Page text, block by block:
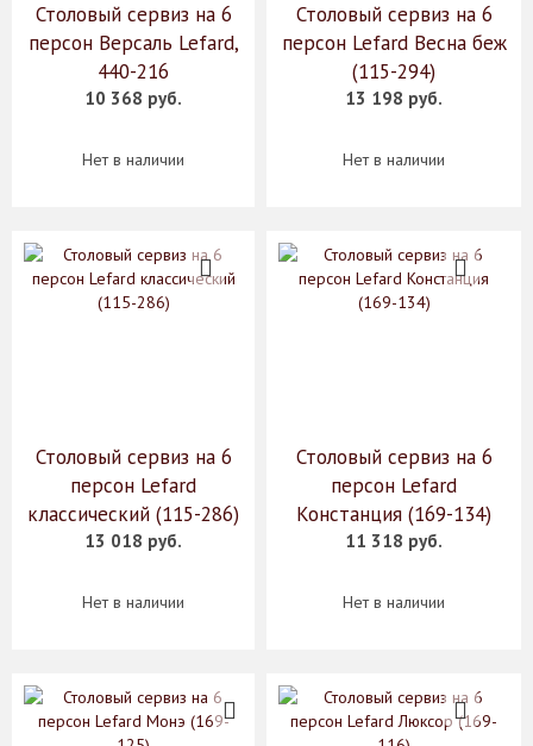
Столовый сервиз на 6
персон Версаль Lefard,
440-216
10 368 руб.
Нет в наличии
Столовый сервиз на 6
персон Lefard Весна беж
(115-294)
13 198 руб.
Нет в наличии
Столовый сервиз на 6
персон Lefard
классический (115-286)
13 018 руб.
Нет в наличии
Столовый сервиз на 6
персон Lefard
Констанция (169-134)
11 318 руб.
Нет в наличии